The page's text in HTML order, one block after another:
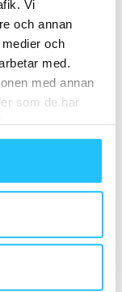
Vi
och annan
och
med.
med annan
som de har
i januari
patentintrång
och